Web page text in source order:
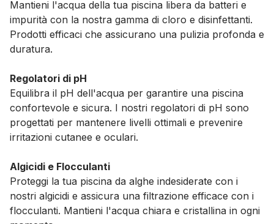
Mantieni l'acqua della tua piscina libera da batteri e
impurità con la nostra gamma di cloro e disinfettanti.
Prodotti efficaci che assicurano una pulizia profonda e
duratura.
Regolatori di pH
Equilibra il pH dell'acqua per garantire una piscina
confortevole e sicura. I nostri regolatori di pH sono
progettati per mantenere livelli ottimali e prevenire
irritazioni cutanee e oculari.
Algicidi e Flocculanti
Proteggi la tua piscina da alghe indesiderate con i
nostri algicidi e assicura una filtrazione efficace con i
flocculanti. Mantieni l'acqua chiara e cristallina in ogni